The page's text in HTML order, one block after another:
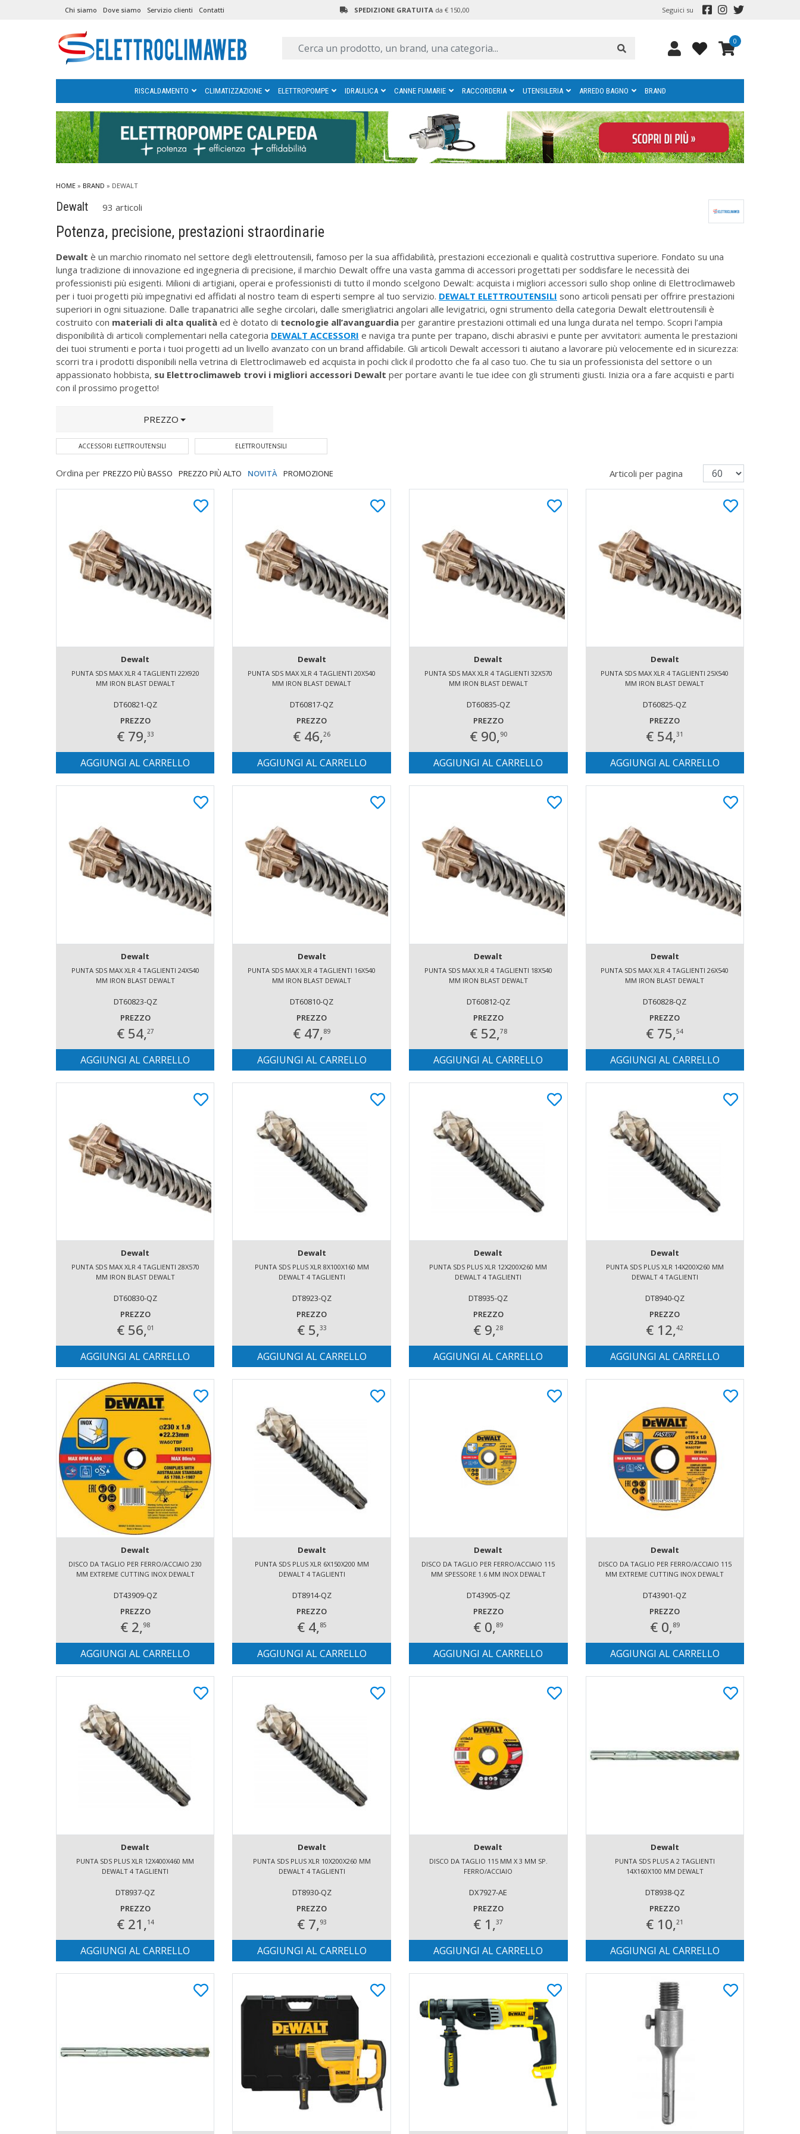
Chi siamo Dove siamo Servizio clienti Contatti SPEDIZIONE GRATUITA da € 150,00 Seguici su
0
RISCALDAMENTO CLIMATIZZAZIONE ELETTROPOMPE IDRAULICA CANNE FUMARIE RACCORDERIA UTENSILERIA ARREDO BAGNO BRAND
HOME» BRAND » DEWALT
Dewalt 93 articoli
Potenza, precisione, prestazioni straordinarie
Dewalt è un marchio rinomato nel settore degli elettroutensili, famoso per la sua affidabilità, prestazioni eccezionali e qualità costruttiva superiore. Fondato su una
lunga tradizione di innovazione ed ingegneria di precisione, il marchio Dewalt offre una vasta gamma di accessori progettati per soddisfare le necessità dei
professionisti più esigenti. Milioni di artigiani, operai e professionisti di tutto il mondo scelgono Dewalt: acquista i migliori accessori sullo shop online di Elettroclimaweb
per i tuoi progetti più impegnativi ed affidati al nostro team di esperti sempre al tuo servizio. DEWALT ELETTROUTENSILI sono articoli pensati per offrire prestazioni
superiori in ogni situazione. Dalle trapanatrici alle seghe circolari, dalle smerigliatrici angolari alle levigatrici, ogni strumento della categoria Dewalt elettroutensili è
costruito con materiali di alta qualitàed è dotato di tecnologie all’avanguardiaper garantire prestazioni ottimali ed una lunga durata nel tempo. Scopri l’ampia
disponibilità di articoli complementari nella categoria DEWALT ACCESSORI e naviga tra punte per trapano, dischi abrasivi e punte per avvitatori: aumenta le prestazioni
dei tuoi strumenti e porta i tuoi progetti ad un livello avanzato con un brand affidabile. Gli articoli Dewalt accessori ti aiutano a lavorare più velocemente ed in sicurezza:
scorri tra i prodotti disponibili nella vetrina di Elettroclimaweb ed acquista in pochi click il prodotto che fa al caso tuo. Che tu sia un professionista del settore o un
appassionato hobbista, su Elettroclimaweb trovi i migliori accessori Dewalt per portare avanti le tue idee con gli strumenti giusti. Inizia ora a fare acquisti e parti
con il prossimo progetto!
PREZZO
ACCESSORI ELETTROUTENSILI ELETTROUTENSILI
Ordina per PREZZO PIÙ BASSO PREZZO PIÙ ALTO NOVITÀ PROMOZIONE Articoli per pagina
Dewalt
PUNTA SDS MAX XLR 4 TAGLIENTI 22X920
MM IRON BLAST DEWALT
DT60821-QZ
PREZZO
€ 79,33
AGGIUNGI AL CARRELLO
Dewalt
PUNTA SDS MAX XLR 4 TAGLIENTI 20X540
MM IRON BLAST DEWALT
DT60817-QZ
PREZZO
€ 46,26
AGGIUNGI AL CARRELLO
Dewalt
PUNTA SDS MAX XLR 4 TAGLIENTI 32X570
MM IRON BLAST DEWALT
DT60835-QZ
PREZZO
€ 90,90
AGGIUNGI AL CARRELLO
Dewalt
PUNTA SDS MAX XLR 4 TAGLIENTI 25X540
MM IRON BLAST DEWALT
DT60825-QZ
PREZZO
€ 54,31
AGGIUNGI AL CARRELLO
Dewalt
PUNTA SDS MAX XLR 4 TAGLIENTI 24X540
MM IRON BLAST DEWALT
DT60823-QZ
PREZZO
€ 54,27
AGGIUNGI AL CARRELLO
Dewalt
PUNTA SDS MAX XLR 4 TAGLIENTI 16X540
MM IRON BLAST DEWALT
DT60810-QZ
PREZZO
€ 47,89
AGGIUNGI AL CARRELLO
Dewalt
PUNTA SDS MAX XLR 4 TAGLIENTI 18X540
MM IRON BLAST DEWALT
DT60812-QZ
PREZZO
€ 52,78
AGGIUNGI AL CARRELLO
Dewalt
PUNTA SDS MAX XLR 4 TAGLIENTI 26X540
MM IRON BLAST DEWALT
DT60828-QZ
PREZZO
€ 75,54
AGGIUNGI AL CARRELLO
Dewalt
PUNTA SDS MAX XLR 4 TAGLIENTI 28X570
MM IRON BLAST DEWALT
DT60830-QZ
PREZZO
€ 56,01
AGGIUNGI AL CARRELLO
Dewalt
PUNTA SDS PLUS XLR 8X100X160 MM
DEWALT 4 TAGLIENTI
DT8923-QZ
PREZZO
€ 5,33
AGGIUNGI AL CARRELLO
Dewalt
PUNTA SDS PLUS XLR 12X200X260 MM
DEWALT 4 TAGLIENTI
DT8935-QZ
PREZZO
€ 9,28
AGGIUNGI AL CARRELLO
Dewalt
PUNTA SDS PLUS XLR 14X200X260 MM
DEWALT 4 TAGLIENTI
DT8940-QZ
PREZZO
€ 12,42
AGGIUNGI AL CARRELLO
Dewalt
DISCO DA TAGLIO PER FERRO/ACCIAIO 230
MM EXTREME CUTTING INOX DEWALT
DT43909-QZ
PREZZO
€ 2,98
AGGIUNGI AL CARRELLO
Dewalt
PUNTA SDS PLUS XLR 6X150X200 MM
DEWALT 4 TAGLIENTI
DT8914-QZ
PREZZO
€ 4,85
AGGIUNGI AL CARRELLO
Dewalt
DISCO DA TAGLIO PER FERRO/ACCIAIO 115
MM SPESSORE 1.6 MM INOX DEWALT
DT43905-QZ
PREZZO
€ 0,89
AGGIUNGI AL CARRELLO
Dewalt
DISCO DA TAGLIO PER FERRO/ACCIAIO 115
MM EXTREME CUTTING INOX DEWALT
DT43901-QZ
PREZZO
€ 0,89
AGGIUNGI AL CARRELLO
Dewalt
PUNTA SDS PLUS XLR 12X400X460 MM
DEWALT 4 TAGLIENTI
DT8937-QZ
PREZZO
€ 21,14
AGGIUNGI AL CARRELLO
Dewalt
PUNTA SDS PLUS XLR 10X200X260 MM
DEWALT 4 TAGLIENTI
DT8930-QZ
PREZZO
€ 7,93
AGGIUNGI AL CARRELLO
Dewalt
DISCO DA TAGLIO 115 MM X 3 MM SP.
FERRO/ACCIAIO
DX7927-AE
PREZZO
€ 1,37
AGGIUNGI AL CARRELLO
Dewalt
PUNTA SDS PLUS A 2 TAGLIENTI
14X160X100 MM DEWALT
DT8938-QZ
PREZZO
€ 10,21
AGGIUNGI AL CARRELLO